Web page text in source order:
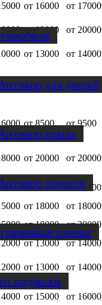
для дверей
крыла
порогов
пленка
подвески
от 16000 от 17000
от 19000 от 20000
от 13000 от 14000
от 18000 от 18000
от 8500 от 9500
от 20000 от 20000
от 13000 от 14000
от 18000 от 18000
от 18000 от 20000
от 13000 от 14000
от 13000 от 14000
от 15000 от 16000